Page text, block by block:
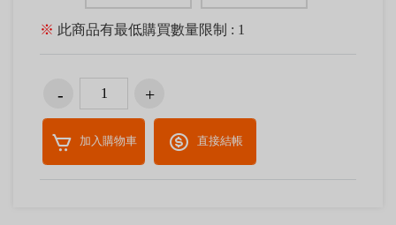
※ 此商品有最低購買數量限制 : 1
加入購物車 直接結帳